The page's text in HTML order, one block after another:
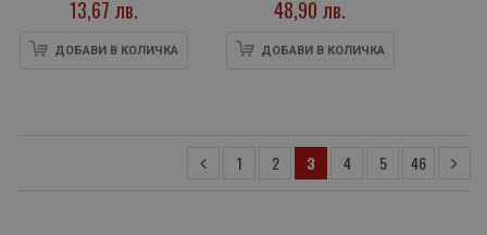
13,67 лв.
ДОБАВИ В КОЛИЧКА
48,90 лв.
ДОБАВИ В КОЛИЧКА
1 2 3 4 5 46